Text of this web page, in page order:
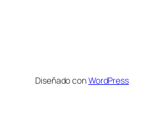
Diseñado conWordPress